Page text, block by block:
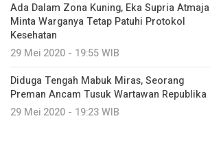
Ada Dalam Zona Kuning, Eka Supria Atmaja
Minta Warganya Tetap Patuhi Protokol
Kesehatan
29 Mei 2020 - 19:55 WIB
Diduga Tengah Mabuk Miras, Seorang
Preman Ancam Tusuk Wartawan Republika
29 Mei 2020 - 19:23 WIB